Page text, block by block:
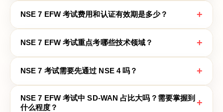
NSE 7 EFW 考试费用和认证有效期是多少？ +
NSE 7 EFW 考试重点考哪些技术领域？ +
NSE 7 考试需要先通过 NSE 4 吗？ +
NSE 7 EFW 考试中 SD-WAN 占比大吗？需要掌握到
什么程度？
+